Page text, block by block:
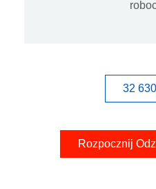
32
Rozpocznij